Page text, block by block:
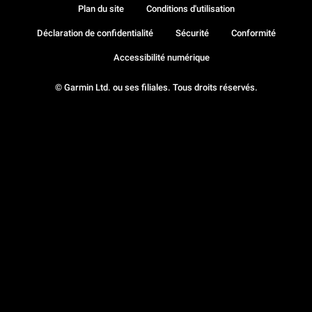
© Garmin Ltd. ou ses filiales. Tous droits réservés.
Plan du site Conditions d'utilisation
Déclaration de confidentialité Sécurité Conformité
Accessibilité numérique